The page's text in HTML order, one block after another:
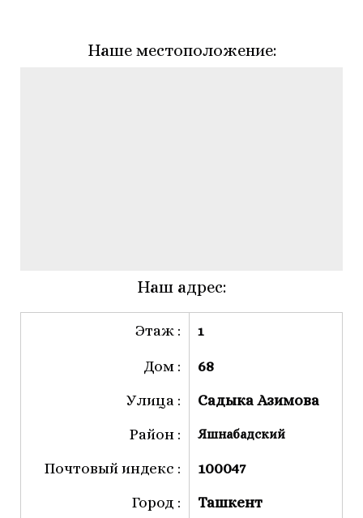
Наше местоположение:
Наш адрес:
Этаж : 1
Дом :
68
Улица :
Садыка Азимова
Район :
Яшнабадский
Почтовый индекс :
100047
Город :
Ташкент